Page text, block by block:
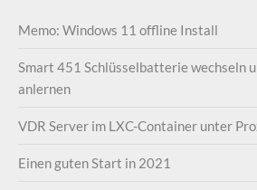
Memo: Windows 11 offline Install
Smart 451 Schlüsselbatterie wechseln
anlernen
VDR Server im LXC-Container unter
Einen guten Start in 2021